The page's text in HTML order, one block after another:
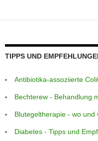
TIPPS UND
Antibiotika-assoziierte
Bechterew - Behandlung
Blutegeltherapie - wo und
Diabetes - Tipps und